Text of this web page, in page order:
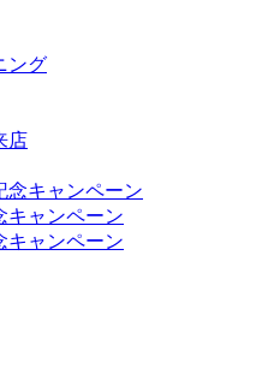
ング
店
念キャンペーン
キャンペーン
キャンペーン